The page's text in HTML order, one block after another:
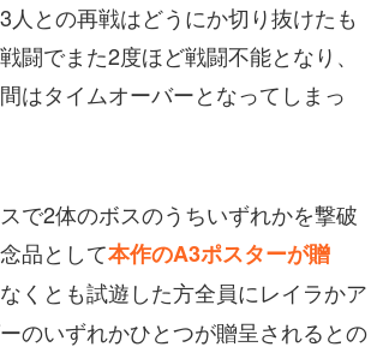
人との再戦はどうにか切り抜けたも
闘でまた2度ほど戦闘不能となり、
はタイムオーバーとなってしまっ
で2体のボスのうちいずれかを撃破
品として本作のA3ポスターが贈
くとも試遊した方全員にレイラかア
のいずれかひとつが贈呈されるとの